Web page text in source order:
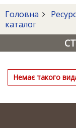
Головна
каталог
Немає такого